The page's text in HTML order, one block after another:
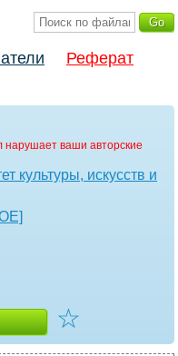
Реферат
ваши авторские
культуры, искусств и
☆